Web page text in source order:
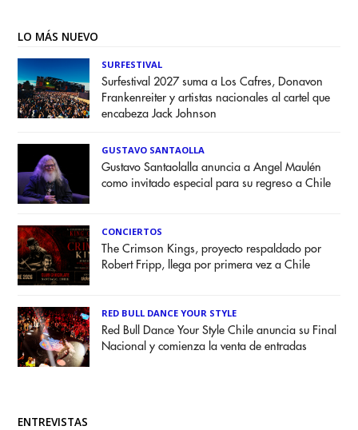
LO MÁS NUEVO
SURFESTIVAL
Surfestival 2027 suma a Los Cafres, Donavon
Frankenreiter y artistas nacionales al cartel que
encabeza Jack Johnson
GUSTAVO SANTAOLLA
Gustavo Santaolalla anuncia a Angel Maulén
como invitado especial para su regreso a Chile
CONCIERTOS
The Crimson Kings, proyecto respaldado por
Robert Fripp, llega por primera vez a Chile
RED BULL DANCE YOUR STYLE
Red Bull Dance Your Style Chile anuncia su Final
Nacional y comienza la venta de entradas
ENTREVISTAS